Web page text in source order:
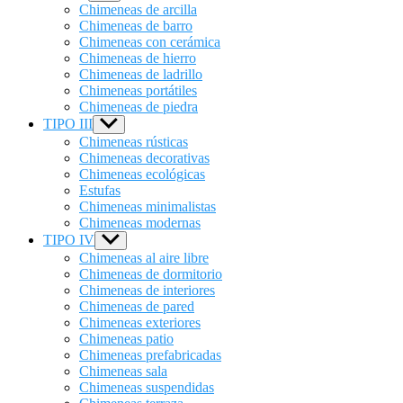
sub
menu
Chimeneas de arcilla
Chimeneas de barro
Chimeneas con cerámica
Chimeneas de hierro
Chimeneas de ladrillo
Chimeneas portátiles
Chimeneas de piedra
TIPO III Show
sub
menu
Chimeneas rústicas
Chimeneas decorativas
Chimeneas ecológicas
Estufas
Chimeneas minimalistas
Chimeneas modernas
TIPO IV Show
sub
menu
Chimeneas al aire libre
Chimeneas de dormitorio
Chimeneas de interiores
Chimeneas de pared
Chimeneas exteriores
Chimeneas patio
Chimeneas prefabricadas
Chimeneas sala
Chimeneas suspendidas